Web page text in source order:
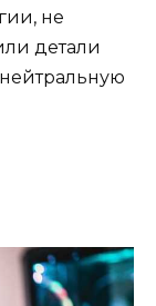
не
детали